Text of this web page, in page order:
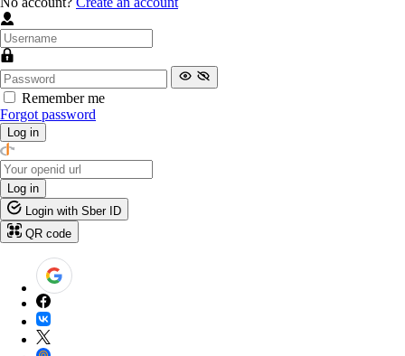
Remember me
Forgot password
Log in
Log in
Login with Sber ID
QR code